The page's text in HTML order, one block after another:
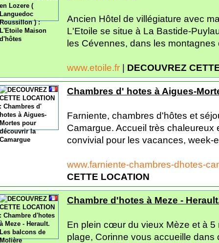
Ancien Hôtel de villégiature avec
L'Etoile se situe à La Bastide-
les Cévennes, dans les montagnes
www.etoile.fr | DECOUVREZ
Chambres d' hotes à Aigues-
Farniente, chambres d'hôtes et
Camargue. Accueil très
convivial pour les vacances, week-
www.farniente-chambres-dhotes-
CETTE LOCATION
Chambre d'hotes à Meze -
En plein cœur du vieux Mèze et à 5
plage, Corinne vous accueille